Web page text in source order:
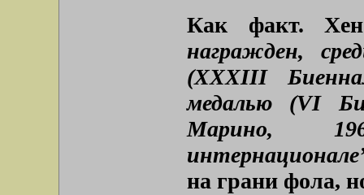
Как факт.
награжден,
(XXXIII
медалью (VI
Марино,
на грани фола,